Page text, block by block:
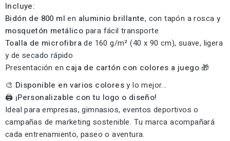
Incluye:
Bidón de 800 ml en aluminio brillante, con tapón a rosca y
mosquetón metálico para fácil transporte
Toalla de microfibrade 160 g/m² (40 x 90 cm), suave, ligera
y de secado rápido
Presentación en caja de cartón con colores a juego 🎁
🎨 Disponible en varios coloresy lo mejor...
🖨️ ¡Personalizable con tu logo o diseño!
Ideal para empresas, gimnasios, eventos deportivos o
campañas de marketing sostenible. Tu marca acompañará
cada entrenamiento, paseo o aventura.